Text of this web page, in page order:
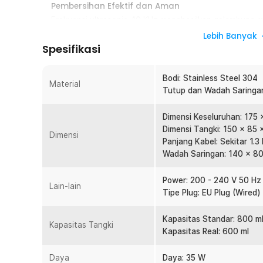
Pembersihan Efektif dan Aman
dan kotoran yang tersembunyi di sela perhiasan.
menjaga permukaan emas, perak, hingga logam
Kinerja Konsisten dan Efisien
Dengan konsumsi daya 35 W, mesin ini mampu
biarkan mesin bekerja secara otomatis untuk
Timer Fleksibel hingga 10 Menit
Anda bisa mengatur durasi pembersihan dari 0 hingga
yang dibersihkan. Pengaturan ini memberi Anda
Kapasitas Tangki Ideal
Ukurannya cukup lega untuk cincin, kacamata,
menjadikannya solusi praktis dan hemat waktu.
Bagian dalam mesin menggunakan material stainless
Lebih Banyak
Spesifikasi
Material
Bodi: Stainless Steel 304
Tutup dan Wadah
Dimensi
Dimensi Keseluruhan: 175
Dimensi Tangki: 150 x 85
Panjang Kabel: Sekitar 1.3
Wadah Saringan: 140 x
Lain-lain
Power: 200 - 240 V 50 Hz
Tipe Plug: EU Plug (Wired)
Kapasitas Tangki
Kapasitas Standar: 800 ml
Kapasitas Real: 600 ml
Daya Daya: 35 W